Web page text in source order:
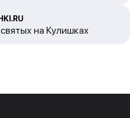
на Кулишках